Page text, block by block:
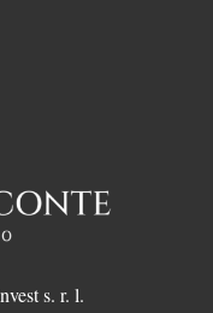
s. r. l.